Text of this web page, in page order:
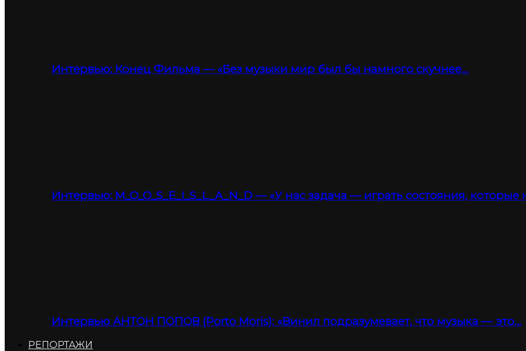
Интервью: Конец Фильма — «Без музыки мир был бы намного скучнее…
Интервью: M_O_O_S_E_I_S_L_A_N_D — «У нас задача — играть состояния, которые
Интервью АНТОН ПОПОВ (Porto Moris): «Винил подразумевает, что музыка — это…
РЕПОРТАЖИ